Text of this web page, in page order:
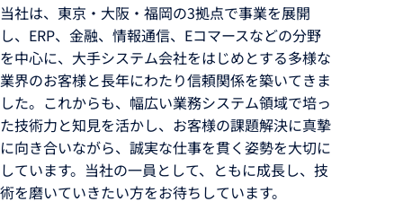
当社は、東京・大阪・福岡の3拠点で事業を展開
し、ERP、金融、情報通信、Eコマースなどの分野
を中心に、大手システム会社をはじめとする多様な
業界のお客様と長年にわたり信頼関係を築いてきま
した。これからも、幅広い業務システム領域で培っ
た技術力と知見を活かし、お客様の課題解決に真摯
に向き合いながら、誠実な仕事を貫く姿勢を大切に
しています。当社の一員として、ともに成長し、技
術を磨いていきたい方をお待ちしています。